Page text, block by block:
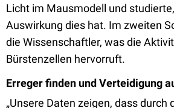
Licht im Mausmodell und
Auswirkung dies hat. Im zweiten
die Wissenschaftler, was die
Bürstenzellen hervorruft.
Erreger finden und Verteidigung
„Unsere Daten zeigen, dass durch